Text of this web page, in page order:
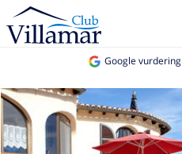
Google vurdering